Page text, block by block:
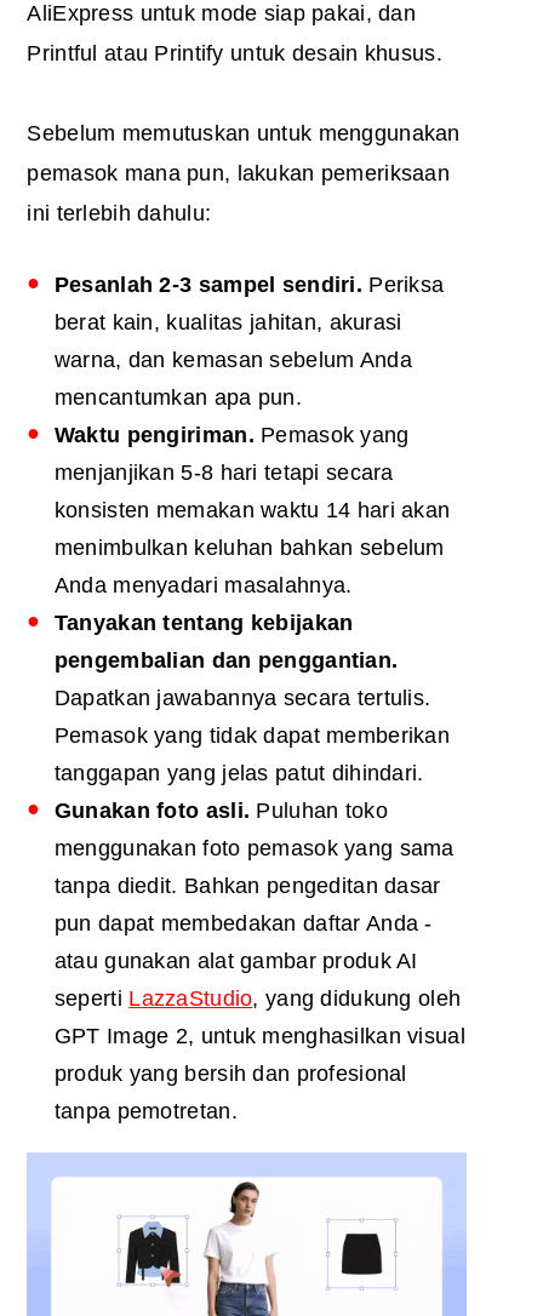
AliExpress untuk mode siap pakai, dan
Printful atau Printify untuk desain khusus.
Sebelum memutuskan untuk menggunakan
pemasok mana pun, lakukan pemeriksaan
ini terlebih dahulu:
Pesanlah 2-3 sampel sendiri. Periksa
berat kain, kualitas jahitan, akurasi
warna, dan kemasan sebelum Anda
mencantumkan apa pun.
Waktu pengiriman. Pemasok yang
menjanjikan 5-8 hari tetapi secara
konsisten memakan waktu 14 hari akan
menimbulkan keluhan bahkan sebelum
Anda menyadari masalahnya.
Tanyakan tentang kebijakan
pengembalian dan penggantian.
Dapatkan jawabannya secara tertulis.
Pemasok yang tidak dapat memberikan
tanggapan yang jelas patut dihindari.
Gunakan foto asli. Puluhan toko
menggunakan foto pemasok yang sama
tanpa diedit. Bahkan pengeditan dasar
pun dapat membedakan daftar Anda -
atau gunakan alat gambar produk AI
seperti LazzaStudio, yang didukung oleh
GPT Image 2, untuk menghasilkan visual
produk yang bersih dan profesional
tanpa pemotretan.